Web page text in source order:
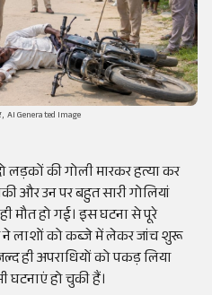
AI Generated Image
लड़कों की गोली मारकर हत्या कर
और उन पर बहुत सारी गोलियां
मौत हो गई। इस घटना से पूरे
ने लाशों को कब्जे में लेकर जांच शुरू
ही अपराधियों को पकड़ लिया
हो चुकी हैं।